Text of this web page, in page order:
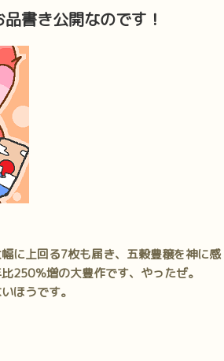
書き公開なのです！
に上回る7枚も届き、五穀豊穣を神に感
250％増の大豊作です、やったぜ。
ほうです。